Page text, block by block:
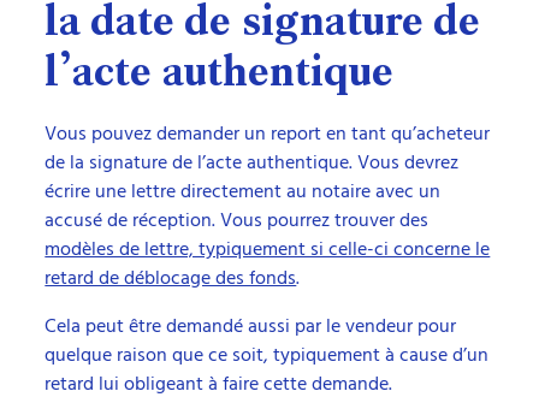
la date de signature de
l’acte authentique
Vous pouvez demander un report en tant qu’acheteur
de la signature de l’acte authentique. Vous devrez
écrire une lettre directement au notaire avec un
accusé de réception. Vous pourrez trouver des
modèles de lettre, typiquement si celle-ci concerne le
retard de déblocage des fonds.
Cela peut être demandé aussi par le vendeur pour
quelque raison que ce soit, typiquement à cause d’un
retard lui obligeant à faire cette demande.